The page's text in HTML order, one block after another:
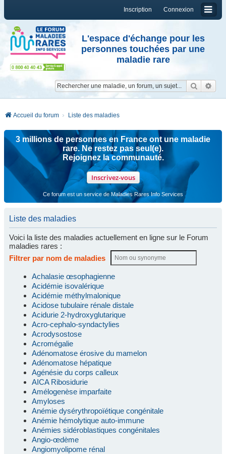
Connexion
Inscription
L'espace d'échange pour les
personnes touchées par une
maladie rare
Accueil du forum Liste des maladies
3 millions de personnes en France ont une maladie
rare. Ne restez pas seul(e).
Rejoignez la communauté.
Inscrivez-vous
Ce forum est un service de Maladies Rares Info Services
Liste des maladies
Voici la liste des maladies actuellement en ligne sur le Forum
maladies rares :
Filtrer par nom de maladies
Achalasie œsophagienne
Acidémie isovalérique
Acidémie méthylmalonique
Acidose tubulaire rénale distale
Acidurie 2-hydroxyglutarique
Acro-cephalo-syndactylies
Acrodysostose
Acromégalie
Adénomatose érosive du mamelon
Adénomatose hépatique
Agénésie du corps calleux
AICA Ribosidurie
Amélogenèse imparfaite
Amyloses
Anémie dysérythropoïétique congénitale
Anémie hémolytique auto-immune
Anémies sidéroblastiques congénitales
Angio-œdème
Angiomyolipome rénal